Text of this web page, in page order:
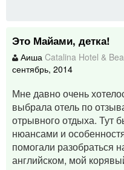
Это Майами, детка!
Аиша Catalina Hotel &
сентябрь, 2014
Мне давно очень
выбрала отель по
отрывного отдыха. Тут
нюансами и
помогали разобраться
английском, мой